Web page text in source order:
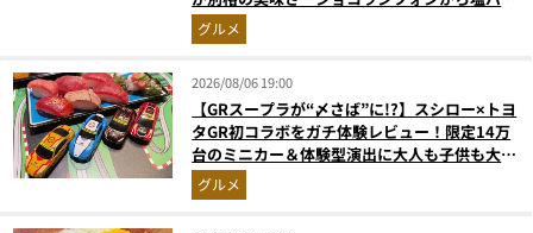
ラプリンまで本気レビュー
グルメ
2026/08/06 19:00
【GRスープラが“〆さば”に!?】スシロー×トヨ
タGR初コラボをガチ体験レビュー！限定14万
台のミニカー＆体験型演出に大人も子供も大興
奮間違いなし
グルメ